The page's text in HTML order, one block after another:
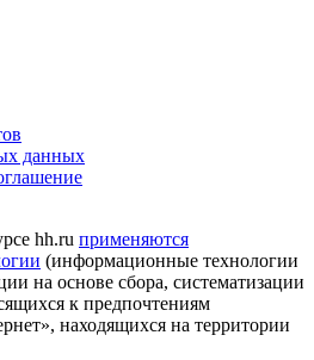
данных
hh.ru применяются
(информационные технологии
на основе сбора, систематизации
к предпочтениям
находящихся на территории